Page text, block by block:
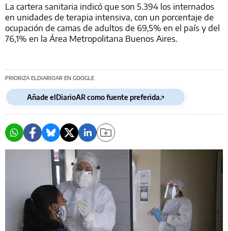
La cartera sanitaria indicó que son 5.394 los internados
en unidades de terapia intensiva, con un porcentaje de
ocupación de camas de adultos de 69,5% en el país y del
76,1% en la Área Metropolitana Buenos Aires.
PRIORIZA ELDIARIOAR EN GOOGLE
Añade elDiarioAR como fuente preferida